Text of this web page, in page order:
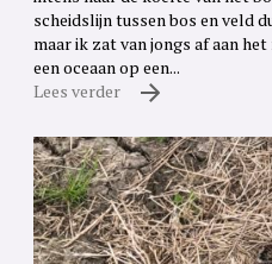
scheidslijn tussen bos en veld
maar ik zat van jongs af aan
een oceaan op een...
Lees verder